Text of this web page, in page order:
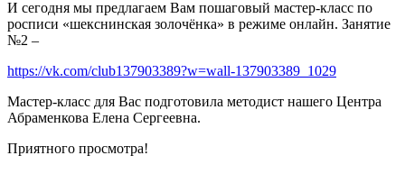
И сегодня мы предлагаем Вам пошаговый мастер-класс по
росписи «шекснинская золочёнка» в режиме онлайн. Занятие
№2 –
https://vk.com/club137903389?w=wall-137903389_1029
Мастер-класс для Вас подготовила методист нашего Центра
Абраменкова Елена Сергеевна.
Приятного просмотра!